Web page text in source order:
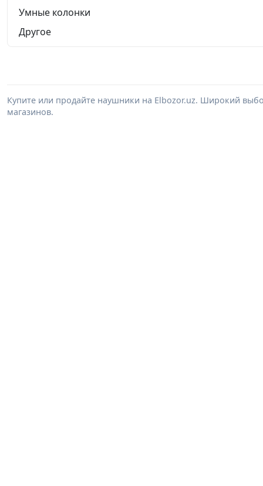
Умные колонки
Другое
Купите или продайте наушники на Elbozor.uz. Широкий
магазинов.